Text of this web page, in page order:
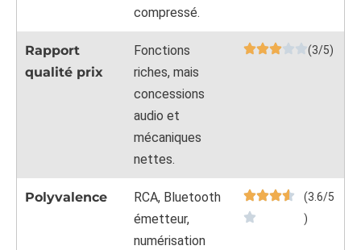
compressé.
Rapport
qualité prix
Fonctions
riches, mais
concessions
audio et
mécaniques
nettes.
(3/5)
Polyvalence
RCA, Bluetooth
émetteur,
numérisation
(3.6/5
)